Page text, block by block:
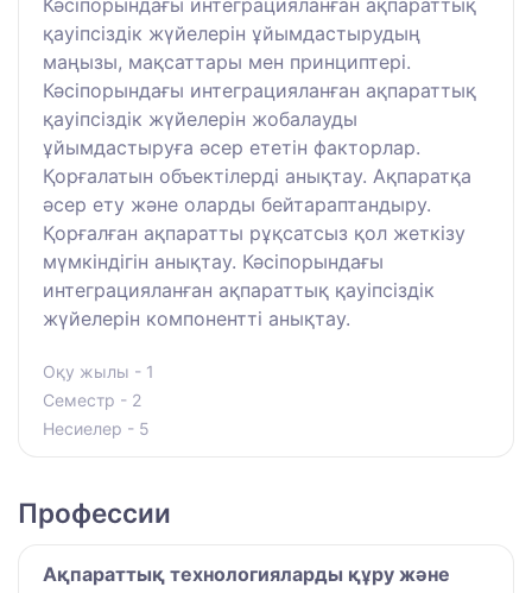
Кәсіпорындағы интеграцияланған ақпараттық
қауіпсіздік жүйелерін ұйымдастырудың
маңызы, мақсаттары мен принциптері.
Кәсіпорындағы интеграцияланған ақпараттық
қауіпсіздік жүйелерін жобалауды
ұйымдастыруға әсер ететін факторлар.
Қорғалатын объектілерді анықтау. Ақпаратқа
әсер ету және оларды бейтараптандыру.
Қорғалған ақпаратты рұқсатсыз қол жеткізу
мүмкіндігін анықтау. Кәсіпорындағы
интеграцияланған ақпараттық қауіпсіздік
жүйелерін компонентті анықтау.
Оқу жылы - 1
Семестр - 2
Несиелер - 5
Профессии
Ақпараттық технологияларды құру және